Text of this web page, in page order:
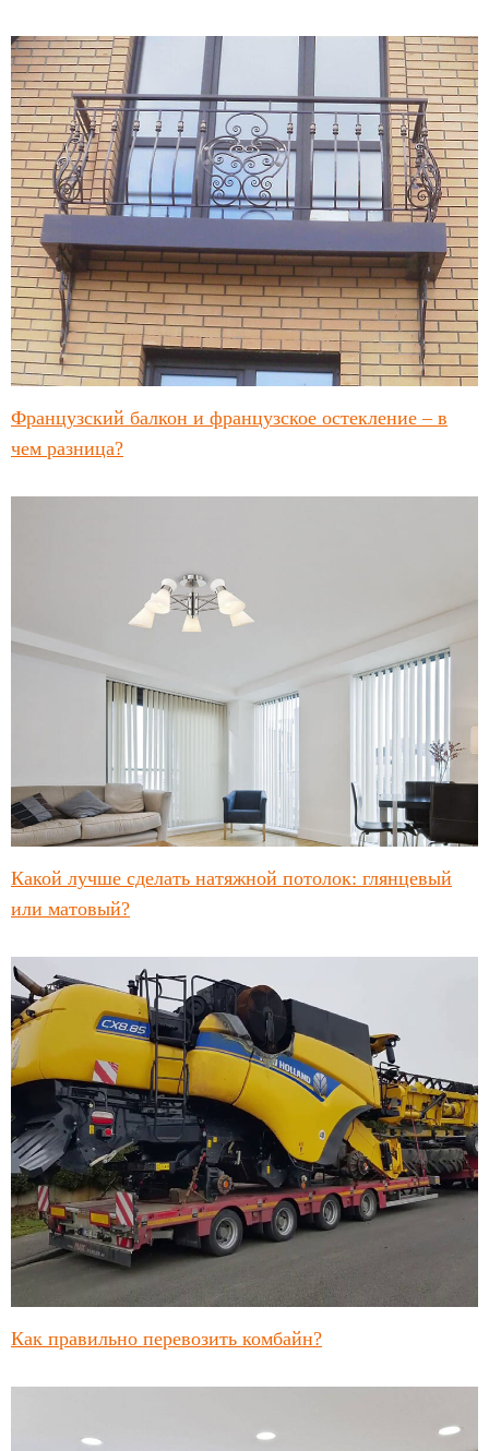
Французский балкон и французское остекление – в
чем разница?
Какой лучше сделать натяжной потолок: глянцевый
или матовый?
Как правильно перевозить комбайн?